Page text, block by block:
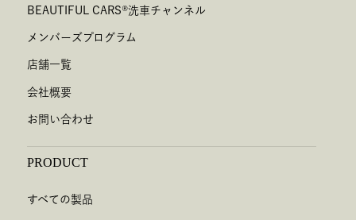
BEAUTIFUL CARS®洗車チャンネル
メンバーズプログラム
店舗一覧
会社概要
お問い合わせ
PRODUCT
すべての製品